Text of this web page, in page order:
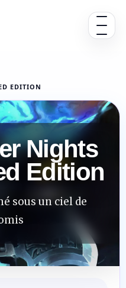
Ouvrir
EDITION
Nights
Edition
sous un ciel de